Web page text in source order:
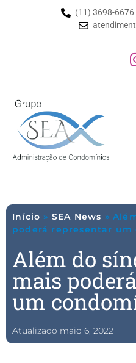
(11) 3698-6676
Início » SEA News »
poderá representar um
Além do
mais
um
Atualizado maio 6, 2022